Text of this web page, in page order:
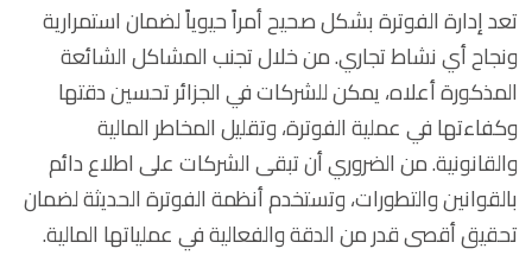
تعد إدارة الفوترة بشكل صحيح أمراً حيوياً لضمان استمرارية
ونجاح أي نشاط تجاري. من خلال تجنب المشاكل الشائعة
المذكورة أعلاه، يمكن للشركات في الجزائر تحسين دقتها
وكفاءتها في عملية الفوترة، وتقليل المخاطر المالية
والقانونية. من الضروري أن تبقى الشركات على اطلاع دائم
بالقوانين والتطورات، وتستخدم أنظمة الفوترة الحديثة لضمان
تحقيق أقصى قدر من الدقة والفعالية في عملياتها المالية.